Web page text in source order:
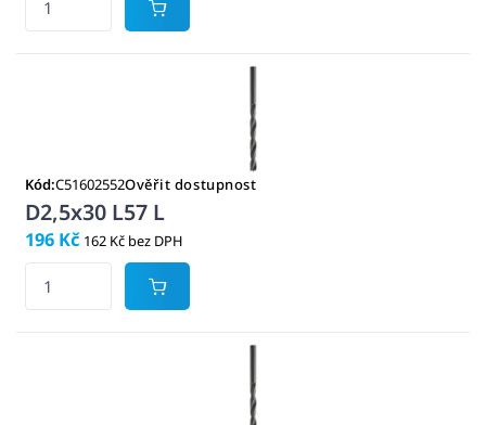
Kód:C51602552Ověřit dostupnost
D2,5x30 L57 L
196 Kč 162 Kč bez DPH